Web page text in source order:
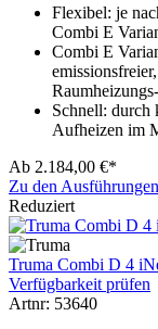
Flexibel: je
Combi E
Combi E
Schnell: durch
Aufheizen im
Ab 2.184,00 €*
Zu den Ausführungen
Reduziert
Truma Combi D 4
Verfügbarkeit prüfen
Artnr: 53640